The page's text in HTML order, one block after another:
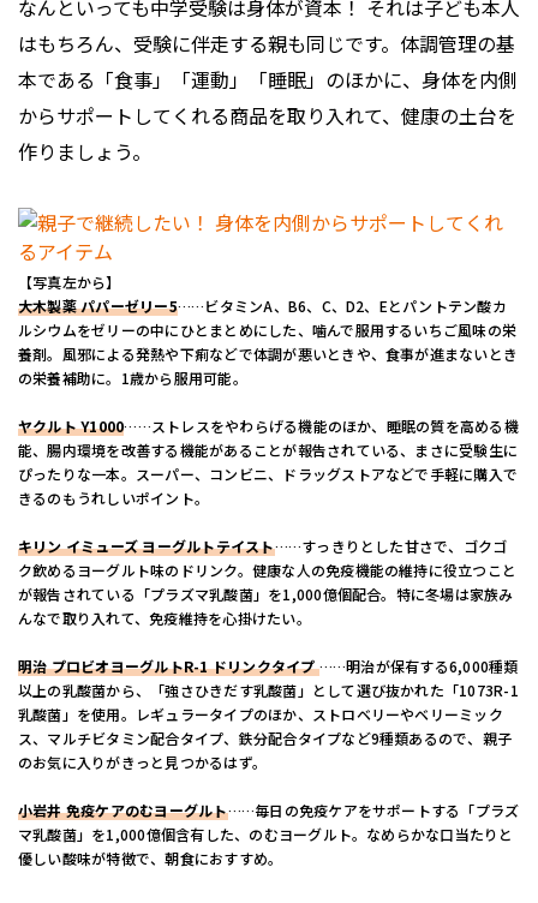
なんといっても中学受験は身体が資本！ それは子ども本人
はもちろん、受験に伴走する親も同じです。体調管理の基
本である「食事」「運動」「睡眠」のほかに、身体を内側
からサポートしてくれる商品を取り入れて、健康の土台を
作りましょう。
【写真左から】
大木製薬 パパーゼリー5……ビタミンA、B6、C、D2、Eとパントテン酸カ
ルシウムをゼリーの中にひとまとめにした、噛んで服用するいちご風味の栄
養剤。風邪による発熱や下痢などで体調が悪いときや、食事が進まないとき
の栄養補助に。1歳から服用可能。
ヤクルト Y1000……ストレスをやわらげる機能のほか、睡眠の質を高める機
能、腸内環境を改善する機能があることが報告されている、まさに受験生に
ぴったりな一本。スーパー、コンビニ、ドラッグストアなどで手軽に購入で
きるのもうれしいポイント。
キリン イミューズ ヨーグルトテイスト……すっきりとした甘さで、ゴクゴ
ク飲めるヨーグルト味のドリンク。健康な人の免疫機能の維持に役立つこと
が報告されている「プラズマ乳酸菌」を1,000億個配合。特に冬場は家族み
んなで取り入れて、免疫維持を心掛けたい。
明治 プロビオヨーグルトR-1 ドリンクタイプ……明治が保有する6,000種類
以上の乳酸菌から、「強さひきだす乳酸菌」として選び抜かれた「1073R-1
乳酸菌」を使用。レギュラータイプのほか、ストロベリーやベリーミック
ス、マルチビタミン配合タイプ、鉄分配合タイプなど9種類あるので、親子
のお気に入りがきっと見つかるはず。
小岩井 免疫ケアのむヨーグルト……毎日の免疫ケアをサポートする「プラズ
マ乳酸菌」を1,000億個含有した、のむヨーグルト。なめらかな口当たりと
優しい酸味が特徴で、朝食におすすめ。